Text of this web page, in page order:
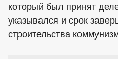
который был принят
указывался и срок
строительства